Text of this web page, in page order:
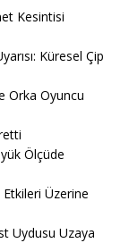
Kesintisi
Küresel Çip
Orka Oyuncu
Ölçüde
Etkileri Üzerine
Uydusu Uzaya